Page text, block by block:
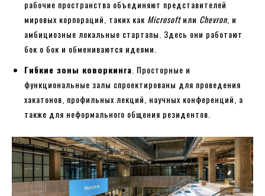
рабочие пространства объединяют представителей
мировых корпораций, таких как Microsoftили Chevron , и
амбициозные локальные стартапы. Здесь они работают
бок о бок и обмениваются идеями.
Гибкие зоны коворкинга . Просторные и
функциональные залы спроектированы для проведения
хакатонов, профильных лекций, научных конференций, а
также для неформального общения резидентов.